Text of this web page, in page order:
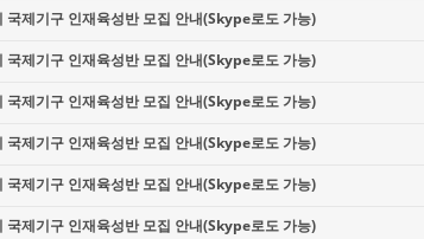
국제기구 인재육성반 모집 안내(Skype로도 가능)
국제기구 인재육성반 모집 안내(Skype로도 가능)
국제기구 인재육성반 모집 안내(Skype로도 가능)
국제기구 인재육성반 모집 안내(Skype로도 가능)
국제기구 인재육성반 모집 안내(Skype로도 가능)
국제기구 인재육성반 모집 안내(Skype로도 가능)